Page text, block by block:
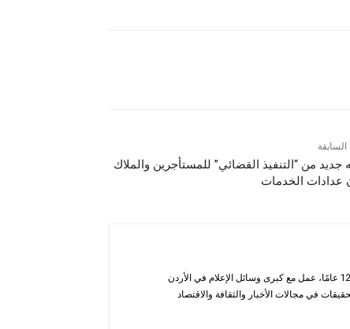
السابقة
جديد من “التنفيذ القضائي” للمستأجرين والملاك
عدادات الخدمات
أحمد الحاتب — صحفي ومحلل يتمتع بخبرة تزيد عن 12 عامًا، عمل مع كبرى وسائل الإعلام في الأردن
في مجالات الأخبار والثقافة والاقتصاد